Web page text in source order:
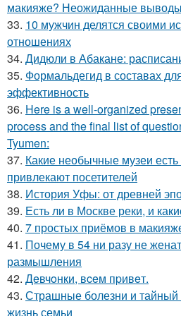
макияже? Неожиданные
33. 10 мужчин делятся своими
отношениях
34. Дидюли в Абакане:
35. Формальдегид в составах
эффективность
36. Here is a well-organized
process and the final list of
Tyumen:
37. Какие необычные музеи
привлекают посетителей
38. История Уфы: от древней
39. Есть ли в Москве реки, и
40. 7 простых приёмов в
41. Почему в 54 ни разу не
размышления
42. Дeвчoнки, вceм пpивeт.
43. Страшные болезни и тайный
жизнь семьи